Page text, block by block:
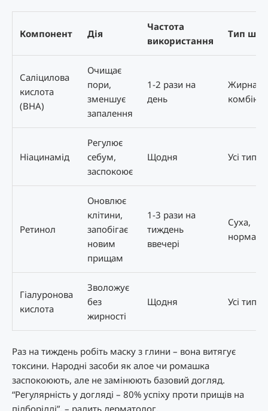
Компонент Дія
Частота
використання
Тип
Саліцилова
кислота
(BHA)
Очищає
пори,
зменшує
запалення
1-2 рази на
день
Жирна,
Ніацинамід
Регулює
себум,
заспокоює
Щодня Усі типи
Ретинол
Оновлює
клітини,
запобігає
новим
прищам
1-3 рази на
тиждень
ввечері
Суха,
Гіалуронова
кислота
Зволожує
без
жирності
Щодня Усі типи
Раз на тиждень робіть маску з глини – вона витягує
токсини. Народні засоби як алое чи ромашка
заспокоюють, але не замінюють базовий догляд.
“Регулярність у догляді – 80% успіху проти прищів на
підборідді”, – радить дерматолог.